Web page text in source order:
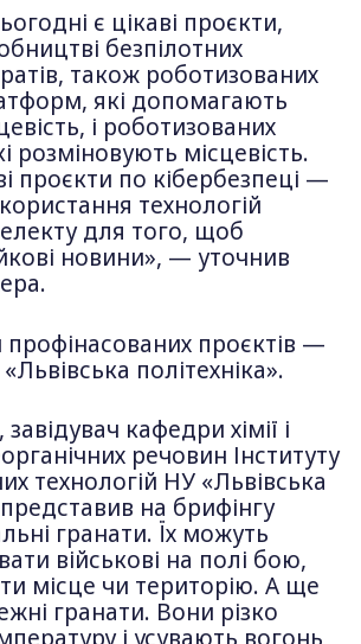
є цікаві проєкти,
безпілотних
також роботизованих
які допомагають
і роботизованих
розміновують місцевість.
проєкти по кібербезпеці —
технологій
для того, щоб
новини», — уточнив
профінасованих проєктів —
політехніка».
кафедри хімії і
речовин Інституту
технологій НУ «Львівська
представив на брифінгу
гранати. Їх можуть
військові на полі бою,
місце чи територію. А ще
гранати. Вони різко